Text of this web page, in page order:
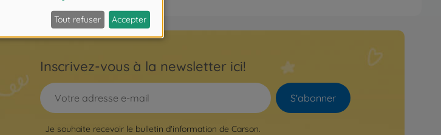
Inscrivez-vous à la newsletter ici!
S'abonner
Je souhaite recevoir le bulletin d'information de Carson.